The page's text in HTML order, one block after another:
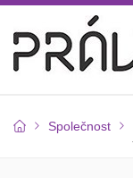
Společnost